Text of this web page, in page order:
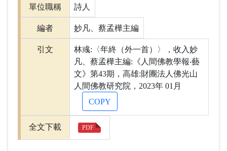
單位職稱 詩人
編者 妙凡、蔡孟樺主編
引文
林彧:〈年終（外一首）〉，收入妙
凡、蔡孟樺主編:《人間佛教學報‧藝
文》第43期，高雄:財團法人佛光山
人間佛教研究院，2023年 01月
COPY
全文下載 PDF